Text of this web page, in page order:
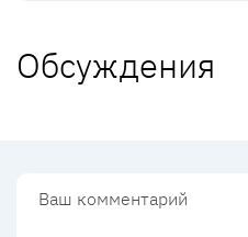
Обсуждения